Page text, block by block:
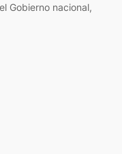
Gobierno nacional,